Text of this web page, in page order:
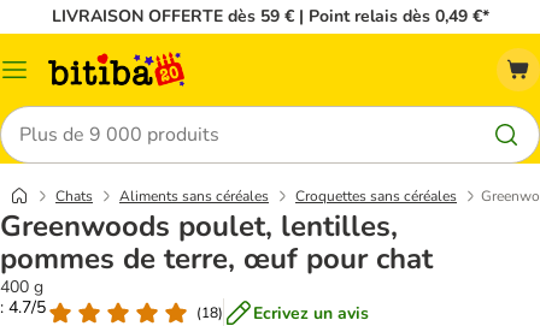
LIVRAISON OFFERTE dès 59 € | Point relais dès 0,49 €*
Menu
Rechercher
Chats Aliments sans céréales Croquettes sans céréales
Greenwoods poulet, lentilles,
pommes de terre, œuf pour chat
400 g
: 4.7/5
(18) Ecrivez un avis